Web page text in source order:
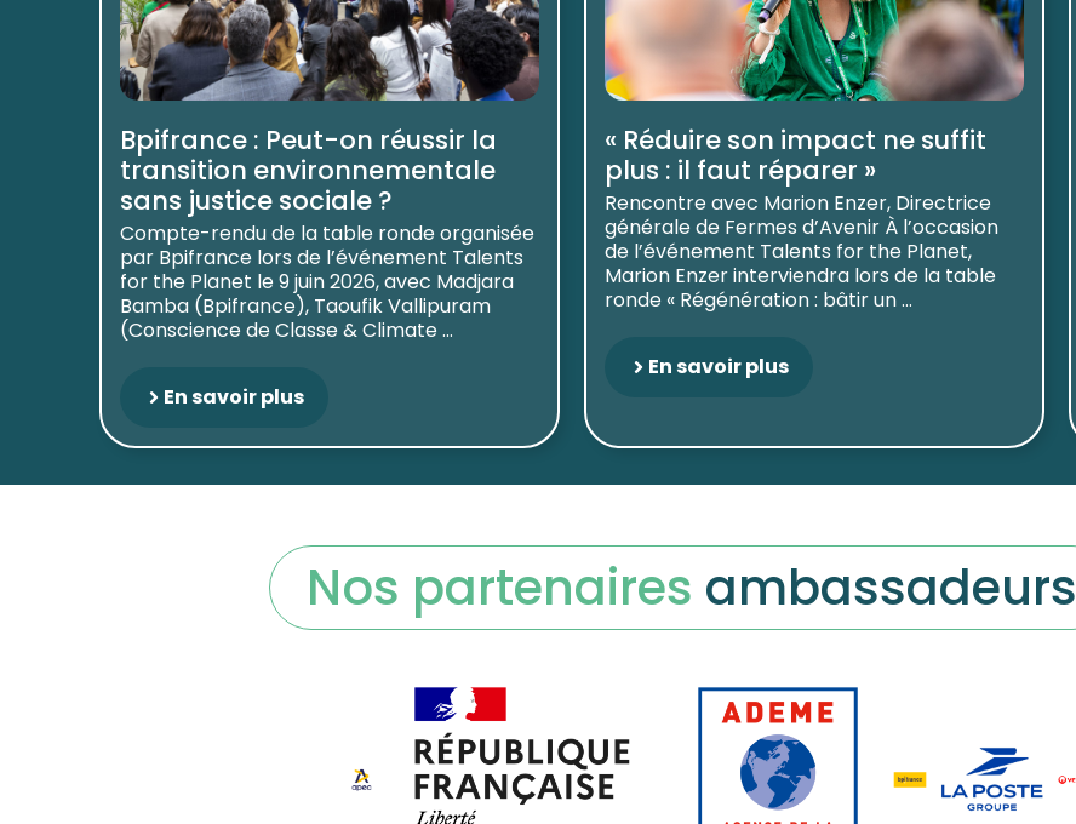
Bpifrance : Peut-on réussir la
transition environnementale
sans justice sociale ?
Compte-rendu de la table ronde organisée
par Bpifrance lors de l’événement Talents
for the Planet le 9 juin 2026, avec Madjara
Bamba (Bpifrance), Taoufik Vallipuram
(Conscience de Classe & Climate ...
En savoir plus
« Réduire son impact ne suffit
plus : il faut réparer »
Rencontre avec Marion Enzer, Directrice
générale de Fermes d’Avenir À l’occasion
de l’événement Talents for the Planet,
Marion Enzer interviendra lors de la table
ronde « Régénération : bâtir un ...
En savoir plus
Nos partenaires ambassadeurs